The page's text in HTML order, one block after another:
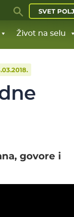
SVET
Život na selu
govore i